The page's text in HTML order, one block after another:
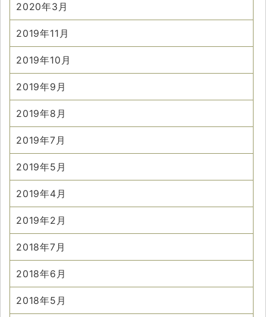
2020年3月
2019年11月
2019年10月
2019年9月
2019年8月
2019年7月
2019年5月
2019年4月
2019年2月
2018年7月
2018年6月
2018年5月